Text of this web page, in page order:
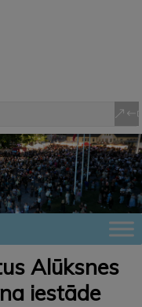
Alūksnes
iestāde